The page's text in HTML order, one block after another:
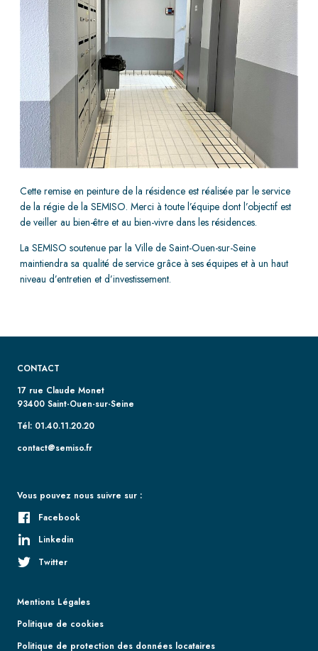
Cette remise en peinture de la résidence est réalisée par le service
de la régie de la SEMISO. Merci à toute l’équipe dont l’objectif est
de veiller au bien-être et au bien-vivre dans les résidences.
La SEMISO soutenue par la Ville de Saint-Ouen-sur-Seine
maintiendra sa qualité de service grâce à ses équipes et à un haut
niveau d’entretien et d’investissement.
CONTACT
17 rue Claude Monet
93400 Saint-Ouen-sur-Seine
Tél: 01.40.11.20.20
contact@semiso.fr
Vous pouvez nous suivre sur :
Facebook
Linkedin
Twitter
Mentions Légales
Politique de cookies
Politique de protection des données locataires